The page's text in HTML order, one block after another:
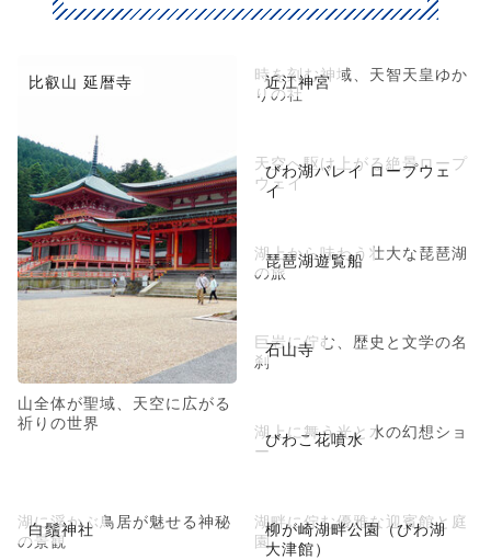
比叡山 延暦寺
山全体が聖域、天空に広がる
祈りの世界
近江神宮
時を刻む神域、天智天皇ゆか
りの社
びわ湖バレイ ロープウェ
イ
天空へ駆け上がる絶景ロープ
ウェイ
琵琶湖遊覧船
湖上から味わう壮大な琵琶湖
の旅
石山寺
巨岩に佇む、歴史と文学の名
刹
びわこ花噴水
湖上に舞う光と水の幻想ショ
ー
白鬚神社
湖に浮かぶ鳥居が魅せる神秘
の景観
柳が崎湖畔公園（びわ湖
大津館）
湖畔に佇む優雅な迎賓館と庭
園